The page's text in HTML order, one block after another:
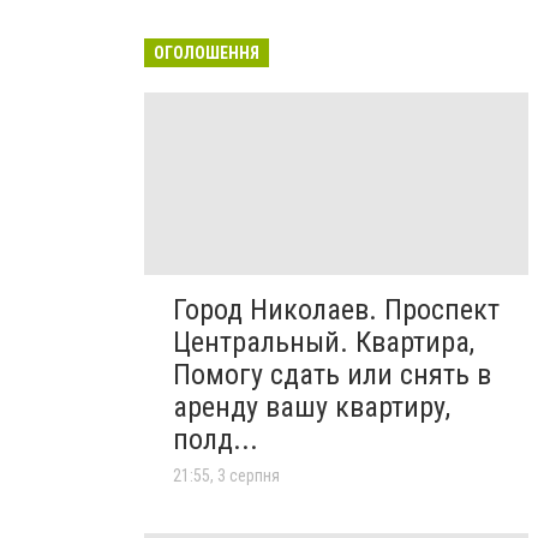
ОГОЛОШЕННЯ
Город Николаев. Проспект
Центральный. Квартира,
Помогу сдать или снять в
аренду вашу квартиру,
полд...
21:55, 3 серпня